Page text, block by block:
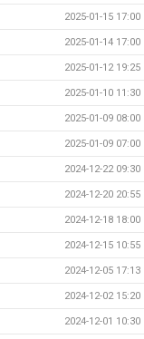
2025-01-15 17:00
2025-01-14 17:00
2025-01-12 19:25
2025-01-10 11:30
2025-01-09 08:00
2025-01-09 07:00
2024-12-22 09:30
2024-12-20 20:55
2024-12-18 18:00
2024-12-15 10:55
2024-12-05 17:13
2024-12-02 15:20
2024-12-01 10:30